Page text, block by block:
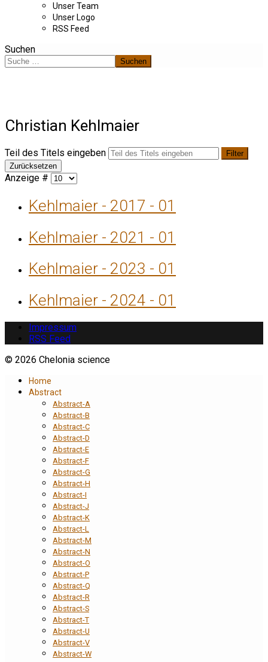
Unser Team
Unser Logo
RSS Feed
Suchen
Suchen
Christian Kehlmaier
Teil des Titels eingeben
Filter
Zurücksetzen
Anzeige #
Kehlmaier - 2017 - 01
Kehlmaier - 2021 - 01
Kehlmaier - 2023 - 01
Kehlmaier - 2024 - 01
Impressum
RSS Feed
© 2026 Chelonia science
Home
Abstract
Abstract-A
Abstract-B
Abstract-C
Abstract-D
Abstract-E
Abstract-F
Abstract-G
Abstract-H
Abstract-I
Abstract-J
Abstract-K
Abstract-L
Abstract-M
Abstract-N
Abstract-O
Abstract-P
Abstract-Q
Abstract-R
Abstract-S
Abstract-T
Abstract-U
Abstract-V
Abstract-W